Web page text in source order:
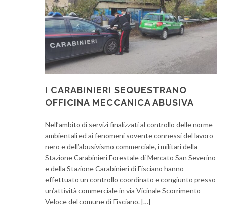
I CARABINIERI SEQUESTRANO
OFFICINA MECCANICA ABUSIVA
Nell’ambito di servizi finalizzati al controllo delle norme
ambientali ed ai fenomeni sovente connessi del lavoro
nero e dell’abusivismo commerciale, i militari della
Stazione Carabinieri Forestale di Mercato San Severino
e della Stazione Carabinieri di Fisciano hanno
effettuato un controllo coordinato e congiunto presso
un’attività commerciale in via Vicinale Scorrimento
Veloce del comune di Fisciano. […]